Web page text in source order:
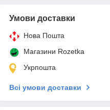
Умови доставки
Нова Пошта
Магазини Rozetka
Укрпошта
Всі умови доставки